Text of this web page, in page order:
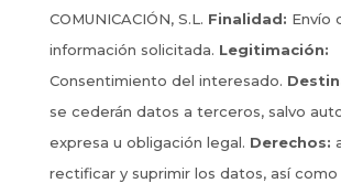
COMUNICACIÓN, S.L. Finalidad: Envío
información solicitada. Legitimación:
Consentimiento del interesado.
se cederán datos a terceros, salvo
expresa u obligación legal. Derechos:
rectificar y suprimir los datos, así